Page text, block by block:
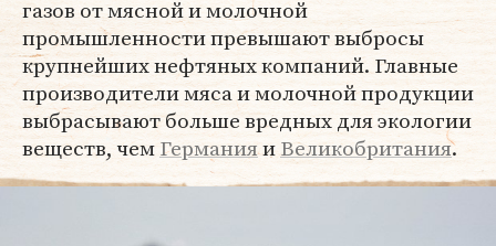
газов от мясной и молочной
промышленности превышают выбросы
крупнейших нефтяных компаний. Главные
производители мяса и молочной продукции
выбрасывают больше вредных для экологии
веществ, чемГерманияиВеликобритания.